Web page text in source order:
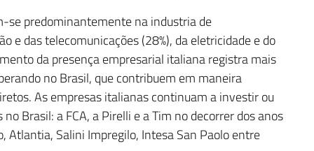
se predominantemente na industria de
e das telecomunicações (28%), da eletricidade e do
da presença empresarial italiana registra mais
no Brasil, que contribuem em maneira
As empresas italianas continuam a investir ou
Brasil: a FCA, a Pirelli e a Tim no decorrer dos anos
Atlantia, Salini Impregilo, Intesa San Paolo entre